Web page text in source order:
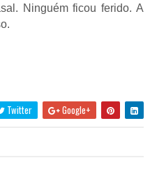
Ninguém ficou ferido. A
Twitter Google+